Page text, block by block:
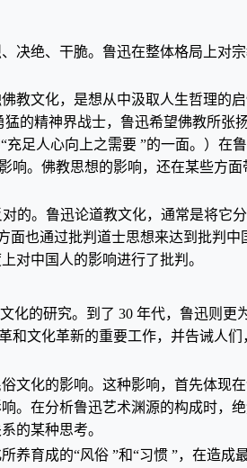
决绝、干脆。鲁迅在整体格局上对
教文化，是想从中汲取人生哲理的
精神界战士，鲁迅希望佛教所张
足人心向上之需要 ”的一面。）在
。佛教思想的影响，还在某些方
的。鲁迅论道教文化，通常是将它
也通过批判道士思想来达到批判中
对中国人的影响进行了批判。
化的研究。到了 30 年代，鲁迅则更
和文化革新的重要工作，并告诫人
文化的影响。这种影响，首先体现
。在分析鲁迅艺术渊源的构成时，
的某种思考。
养育成的“风俗 ”和“习惯 ”，在造成